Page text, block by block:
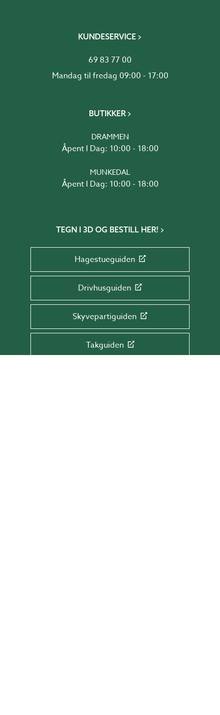
KUNDESERVICE
69 83 77 00
Mandag til fredag 09:00 - 17:00
BUTIKKER
DRAMMEN
Åpent I Dag: 10:00 - 18:00
MUNKEDAL
Åpent I Dag: 10:00 - 18:00
TEGN I 3D OG BESTILL HER!
Hagestueguiden
Drivhusguiden
Skyvepartiguiden
Takguiden